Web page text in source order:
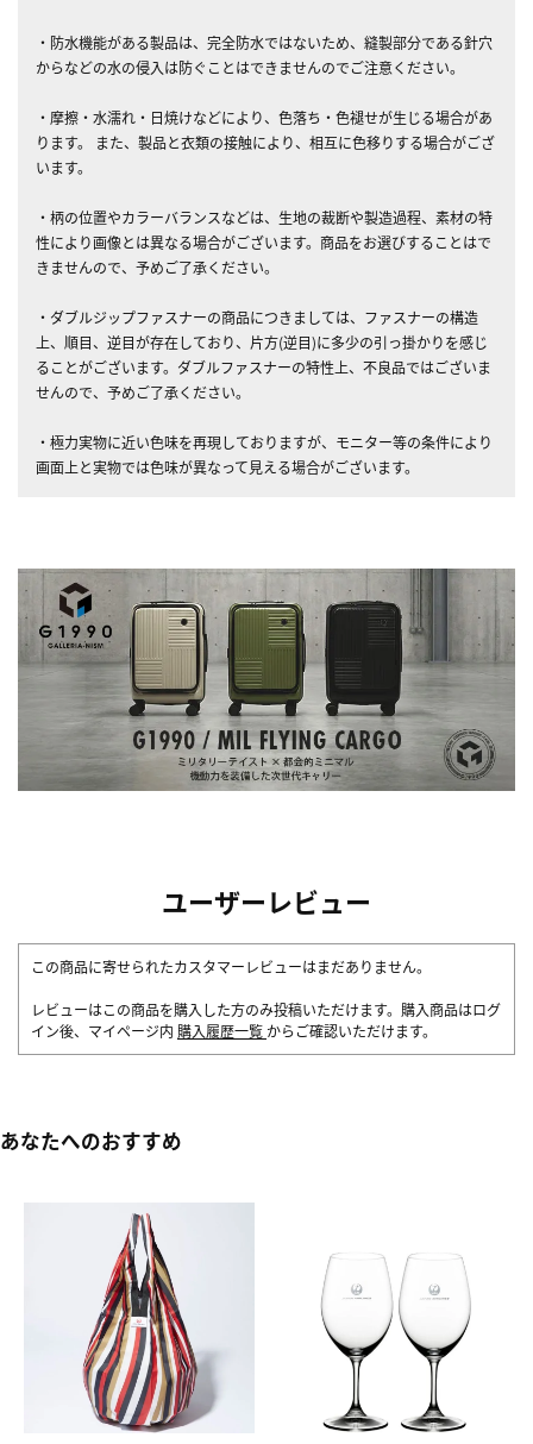
・防水機能がある製品は、完全防水ではないため、縫製部分である針穴
からなどの水の侵入は防ぐことはできませんのでご注意ください。
・摩擦・水濡れ・日焼けなどにより、色落ち・色褪せが生じる場合があ
ります。 また、製品と衣類の接触により、相互に色移りする場合がござ
います。
・柄の位置やカラーバランスなどは、生地の裁断や製造過程、素材の特
性により画像とは異なる場合がございます。商品をお選びすることはで
きませんので、予めご了承ください。
・ダブルジップファスナーの商品につきましては、ファスナーの構造
上、順目、逆目が存在しており、片方(逆目)に多少の引っ掛かりを感じ
ることがございます。ダブルファスナーの特性上、不良品ではございま
せんので、予めご了承ください。
・極力実物に近い色味を再現しておりますが、モニター等の条件により
画面上と実物では色味が異なって見える場合がございます。
ユーザーレビュー
この商品に寄せられたカスタマーレビューはまだありません。
レビューはこの商品を購入した方のみ投稿いただけます。購入商品はログ
イン後、マイページ内 購入履歴一覧 からご確認いただけます。
あなたへのおすすめ